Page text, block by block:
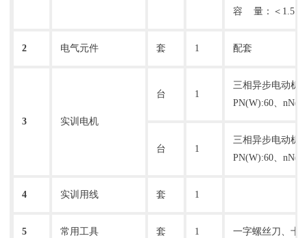
容 量：＜1.5
2 电气元件 套 1 配套
3 实训电机
台 1
三相异步电动机
PN(W):60、
台 1
三相异步电动机
PN(W):60、
4 实训用线 套 1
5 常用工具 套 1 一字螺丝刀、十